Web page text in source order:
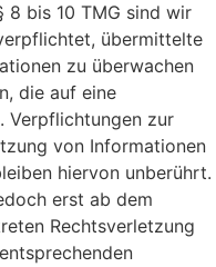
8 bis 10 TMG sind wir
übermittelte
zu überwachen
die auf eine
Verpflichtungen zur
von Informationen
hiervon unberührt.
erst ab dem
Rechtsverletzung